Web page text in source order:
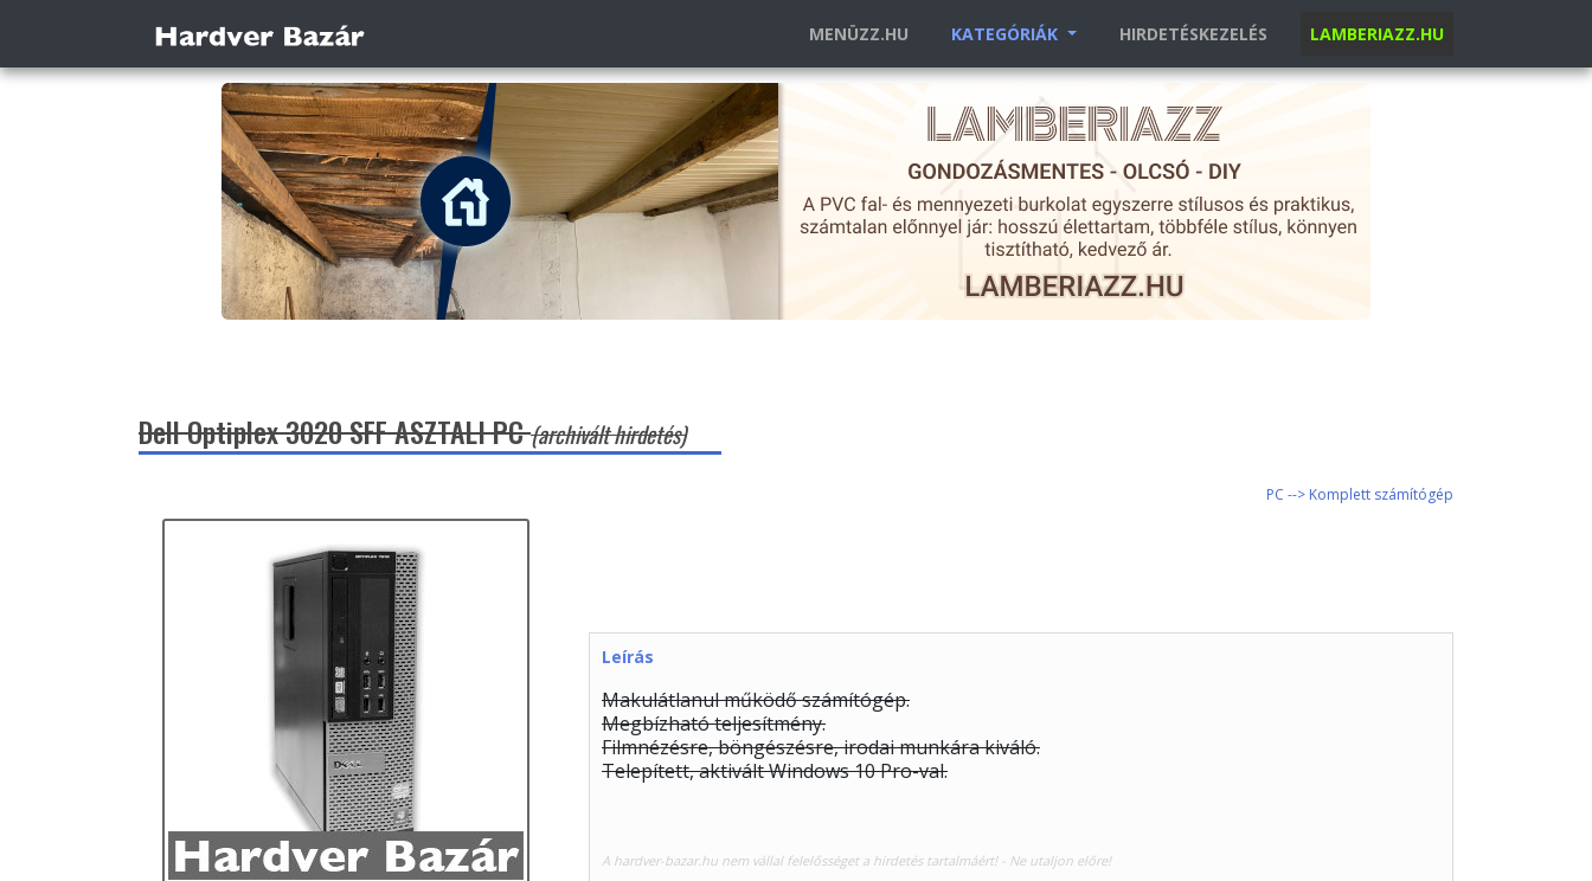
MENÜZZ.HU KATEGÓRIÁK HIRDETÉSKEZELÉS LAMBERIAZZ.HU
Dell Optiplex 3020 SFF ASZTALI PC(archivált hirdetés)
PC --> Komplett számítógép
Leírás
Makulátlanul működő számítógép.
Megbízható teljesítmény.
Filmnézésre, böngészésre, irodai munkára kiváló.
Telepített, aktivált Windows 10 Pro-val.
A hardver-bazar.hu nem vállal felelősséget a hirdetés tartalmáért! - Ne utaljon előre!